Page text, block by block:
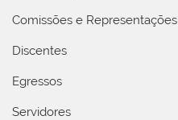
Comissões e Representações
Discentes
Egressos
Servidores